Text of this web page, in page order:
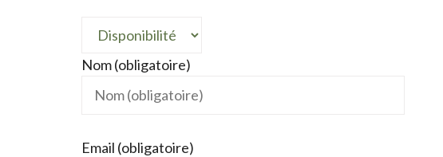
Nom (obligatoire)
Email (obligatoire)